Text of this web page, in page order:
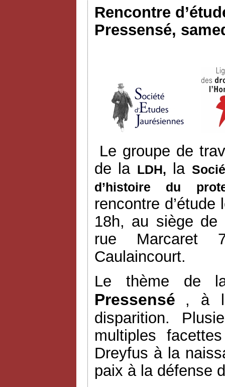
Rencontre
Pressensé,
Le groupe de
de la LDH, la
d’histoire du
rencontre
18h, au siège de
rue Marcaret
Caulaincourt.
Le thème de
Pressensé
, à
disparition.
multiples
Dreyfus à la
paix à la défense